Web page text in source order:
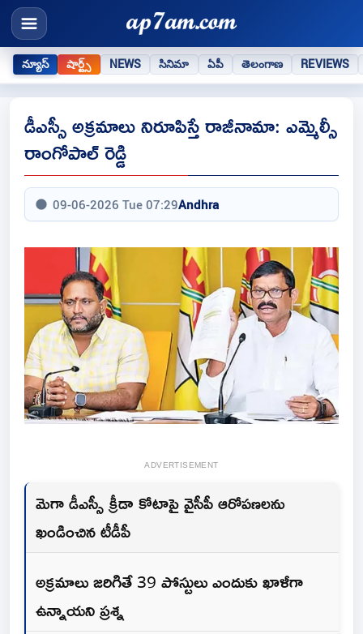
న్యూస్ షార్ట్స్ NEWS సినిమా ఏపీ తెలంగాణ REVIEWS
డీఎస్సీ అక్రమాలు నిరూపిస్తే రాజీనామా: ఎమ్మెల్సీ
రాంగోపాల్ రెడ్డి
09-06-2026 Tue 07:29Andhra
ADVERTISEMENT
మెగా డీఎస్సీ క్రీడా కోటాపై వైసీపీ ఆరోపణలను
ఖండించిన టీడీపీ
అక్రమాలు జరిగితే 39 పోస్టులు ఎందుకు ఖాళీగా
ఉన్నాయని ప్రశ్న